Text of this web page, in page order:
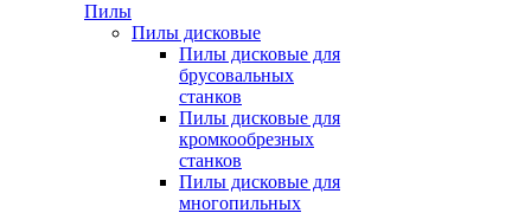
Пилы
Пилы дисковые
Пилы дисковые для
брусовальных
станков
Пилы дисковые для
кромкообрезных
станков
Пилы дисковые для
многопильных